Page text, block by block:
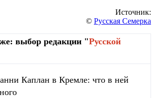
Источник:
© Русская Семерка
выбор редакции "Русской
Каплан в Кремле: что в ней